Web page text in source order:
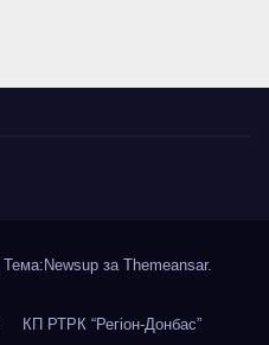
Тема:Newsup за Themeansar.
КП РТРК “Регіон-Донбас”